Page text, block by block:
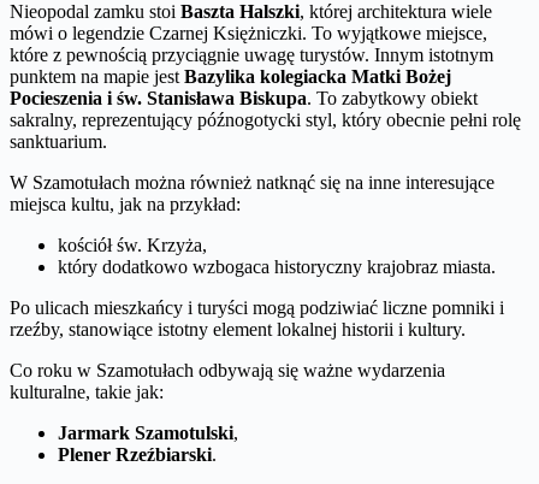
Nieopodal zamku stoi Baszta Halszki, której architektura wiele
mówi o legendzie Czarnej Księżniczki. To wyjątkowe miejsce,
które z pewnością przyciągnie uwagę turystów. Innym istotnym
punktem na mapie jest Bazylika kolegiacka Matki Bożej
Pocieszenia i św. Stanisława Biskupa. To zabytkowy obiekt
sakralny, reprezentujący późnogotycki styl, który obecnie pełni rolę
sanktuarium.
W Szamotułach można również natknąć się na inne interesujące
miejsca kultu, jak na przykład:
kościół św. Krzyża,
który dodatkowo wzbogaca historyczny krajobraz miasta.
Po ulicach mieszkańcy i turyści mogą podziwiać liczne pomniki i
rzeźby, stanowiące istotny element lokalnej historii i kultury.
Co roku w Szamotułach odbywają się ważne wydarzenia
kulturalne, takie jak:
Jarmark Szamotulski,
Plener Rzeźbiarski.